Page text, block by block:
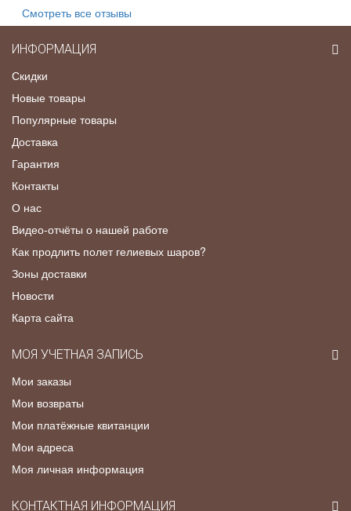
Смотреть все отзывы
ИНФОРМАЦИЯ
Скидки
Новые товары
Популярные товары
Доставка
Гарантия
Контакты
О нас
Видео-отчёты о нашей работе
Как продлить полет гелиевых шаров?
Зоны доставки
Новости
Карта сайта
МОЯ УЧЕТНАЯ ЗАПИСЬ
Мои заказы
Мои возвраты
Мои платёжные квитанции
Мои адреса
Моя личная информация
КОНТАКТНАЯ ИНФОРМАЦИЯ